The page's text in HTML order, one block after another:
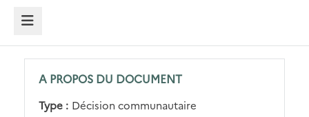
MENU
A PROPOS DU DOCUMENT
Type : Décision communautaire